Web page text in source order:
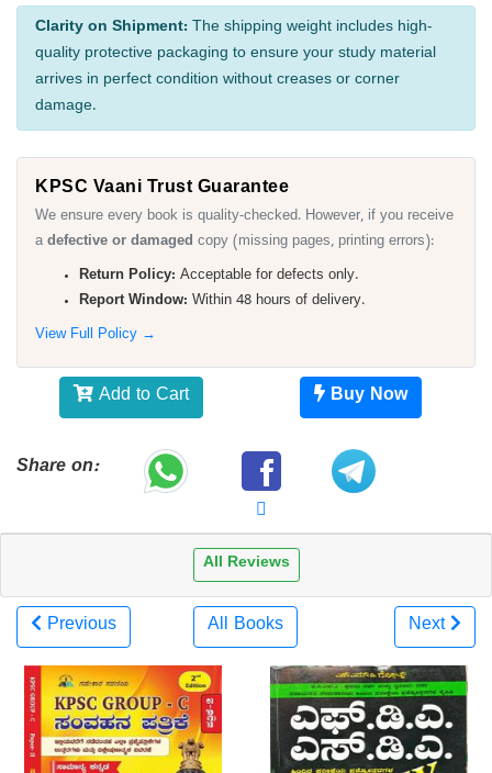
Clarity on Shipment: The shipping weight includes high-
quality protective packaging to ensure your study material
arrives in perfect condition without creases or corner
damage.
KPSC Vaani Trust Guarantee
We ensure every book is quality-checked. However, if you receive
adefective or damaged copy (missing pages, printing errors):
Return Policy: Acceptable for defects only.
Report Window: Within 48 hours of delivery.
View Full Policy →
Add to Cart Buy Now
Share on:
All Reviews
Previous All Books Next